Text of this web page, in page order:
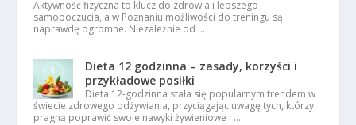
Aktywność fizyczna to klucz do zdrowia i lepszego
samopoczucia, a w Poznaniu możliwości do treningu są
naprawdę ogromne. Niezależnie od …
Dieta 12 godzinna – zasady, korzyści i
przykładowe posiłki
Dieta 12-godzinna stała się popularnym trendem w
świecie zdrowego odżywiania, przyciągając uwagę tych, którzy
pragną poprawić swoje nawyki żywieniowe i …